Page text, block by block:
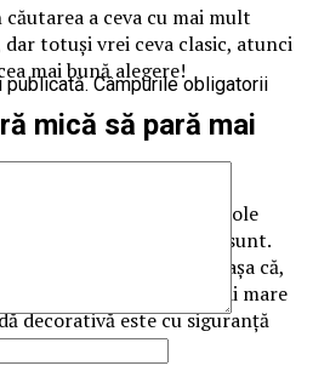
a ceva cu mai mult
totuși vrei ceva clasic, atunci
mai bună alegere!
mică să pară mai
oamenii îl folosesc de secole
să pară mai mari decât sunt.
creează iluzia spațiului, așa că,
o cameră mică să pară mai mare
decorativă este cu siguranță
publicată. Câmpurile obligatorii